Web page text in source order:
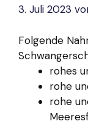
3. Juli 2023
Folgende
rohes
rohe
rohe